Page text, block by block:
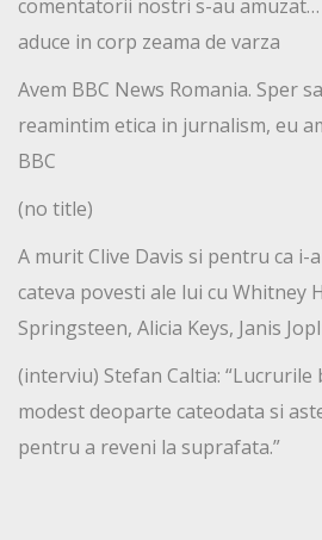
comentatorii nostri s-au amuzat…
aduce in corp zeama de varza
Avem BBC News Romania. Sper
reamintim etica in jurnalism, eu
BBC
(no title)
A murit Clive Davis si pentru ca i-
cateva povesti ale lui cu Whitney
Springsteen, Alicia Keys, Janis
(interviu) Stefan Caltia: “Lucrurile
modest deoparte cateodata si
pentru a reveni la suprafata.”